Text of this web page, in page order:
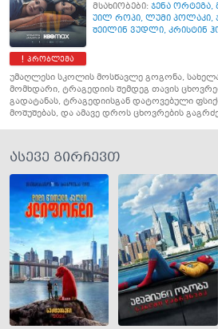
პრობლემა
მსახიობები: ჯენა ორტეგა,
უილ როპი, ლუმი პოლაკი,
შეილინ ვუდლი, კრისტინ
უმაღლესი სკოლის მოსწავლე გოგონა,
მომხდარი, ტრაგედიის შემდეგ თავის
გადატანას, ტრაგედიისგან დატოვებული
მოშუშებას, და ამავე დროს ცხოვრების
ასევე გირჩევთ